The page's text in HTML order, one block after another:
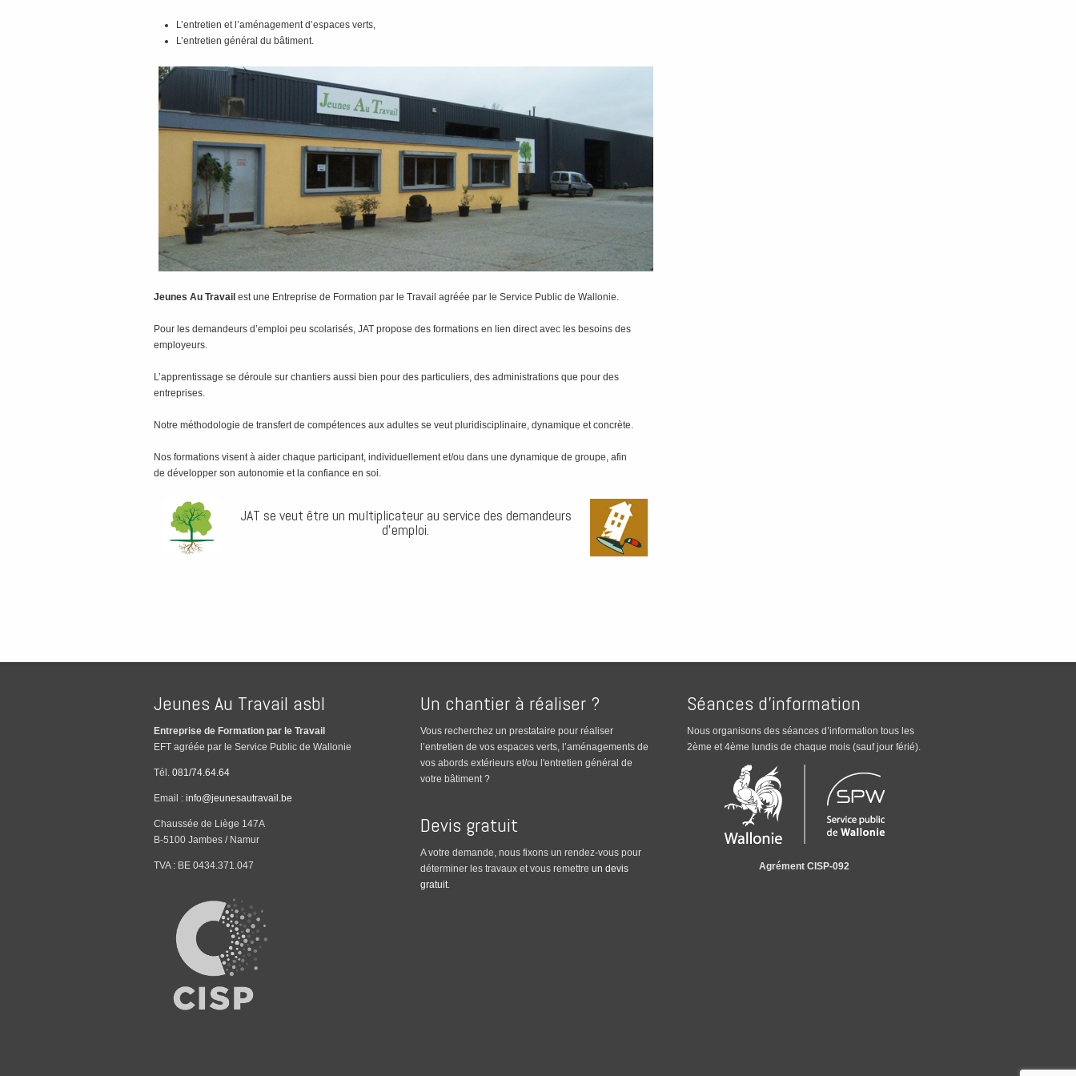
L’entretien et l’aménagement d’espaces verts,
L’entretien général du bâtiment.
Jeunes Au Travail est une Entreprise de Formation par le Travail agréée par le Service Public de Wallonie.
Pour les demandeurs d’emploi peu scolarisés, JAT propose des formations en lien direct avec les besoins des
employeurs.
L’apprentissage se déroule sur chantiers aussi bien pour des particuliers, des administrations que pour des
entreprises.
Notre méthodologie de transfert de compétences aux adultes se veut pluridisciplinaire, dynamique et concrète.
Nos formations visent à aider chaque participant, individuellement et/ou dans une dynamique de groupe, afin
de développer son autonomie et la confiance en soi.
JAT se veut être un multiplicateur au service des demandeurs
d’emploi.
Jeunes Au Travail asbl
Entreprise de Formation par le Travail
EFT agréée par le Service Public de Wallonie
Tél. 081/74.64.64
Email : info@jeunesautravail.be
Chaussée de Liège 147A
B-5100 Jambes / Namur
TVA : BE 0434.371.047
Un chantier à réaliser ?
Vous recherchez un prestataire pour réaliser
l’entretien de vos espaces verts, l’aménagements de
vos abords extérieurs et/ou l'entretien général de
votre bâtiment ?
Devis gratuit
A votre demande, nous fixons un rendez-vous pour
déterminer les travaux et vous remettre un devis
gratuit.
Séances d’information
Nous organisons des séances d’information tous les
2ème et 4ème lundis de chaque mois (sauf jour férié).
Agrément CISP-092